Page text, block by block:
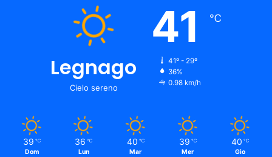
Legnago
Cielo sereno
41 ℃
41º - 29º
36%
0.98 km/h
39 ℃
Dom
36 ℃
Lun
40 ℃
Mar
39 ℃
Mer
40 ℃
Gio